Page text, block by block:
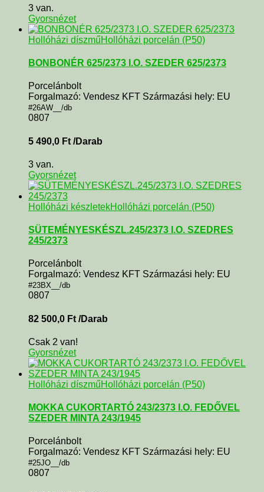
3 van.
Gyorsnézet
Hollóházi díszműHollóházi porcelán (P50)
BONBONÉR 625/2373 I.O. SZEDER 625/2373
Porcelánbolt
Forgalmazó: Vendesz KFT Származási hely: EU
#26AW__/db
0807
5 490,0 Ft /Darab
3 van.
Gyorsnézet
Hollóházi készletekHollóházi porcelán (P50)
SÜTEMÉNYESKÉSZL.245/2373 I.O. SZEDRES
245/2373
Porcelánbolt
Forgalmazó: Vendesz KFT Származási hely: EU
#23BX__/db
0807
82 500,0 Ft /Darab
Csak 2 van!
Gyorsnézet
Hollóházi díszműHollóházi porcelán (P50)
MOKKA CUKORTARTÓ 243/2373 I.O. FEDŐVEL
SZEDER MINTA 243/1945
Porcelánbolt
Forgalmazó: Vendesz KFT Származási hely: EU
#25JO__/db
0807